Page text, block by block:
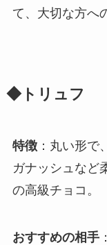
て、大切な方へ
◆トリュフ
特徴：丸い形で
ガナッシュなど
の高級チョコ。
おすすめの相手